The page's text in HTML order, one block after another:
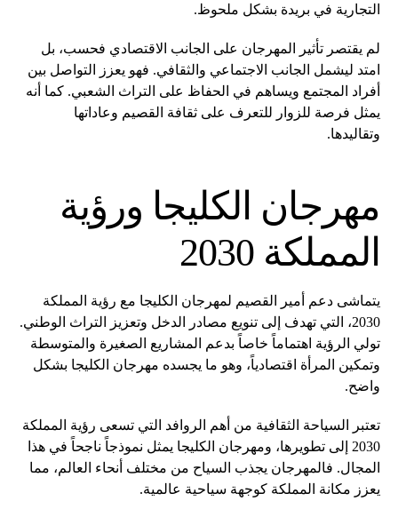
التجارية في بريدة بشكل ملحوظ.
لم يقتصر تأثير المهرجان على الجانب الاقتصادي فحسب، بل
امتد ليشمل الجانب الاجتماعي والثقافي. فهو يعزز التواصل بين
أفراد المجتمع ويساهم في الحفاظ على التراث الشعبي. كما أنه
يمثل فرصة للزوار للتعرف على ثقافة القصيم وعاداتها
وتقاليدها.
مهرجان الكليجا ورؤية
المملكة 2030
يتماشى دعم أمير القصيم لمهرجان الكليجا مع رؤية المملكة
2030، التي تهدف إلى تنويع مصادر الدخل وتعزيز التراث الوطني.
تولي الرؤية اهتماماً خاصاً بدعم المشاريع الصغيرة والمتوسطة
وتمكين المرأة اقتصادياً، وهو ما يجسده مهرجان الكليجا بشكل
واضح.
تعتبر السياحة الثقافية من أهم الروافد التي تسعى رؤية المملكة
2030 إلى تطويرها، ومهرجان الكليجا يمثل نموذجاً ناجحاً في هذا
المجال. فالمهرجان يجذب السياح من مختلف أنحاء العالم، مما
يعزز مكانة المملكة كوجهة سياحية عالمية.